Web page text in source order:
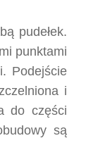
pudełek.
punktami
Podejście
i
do części
są